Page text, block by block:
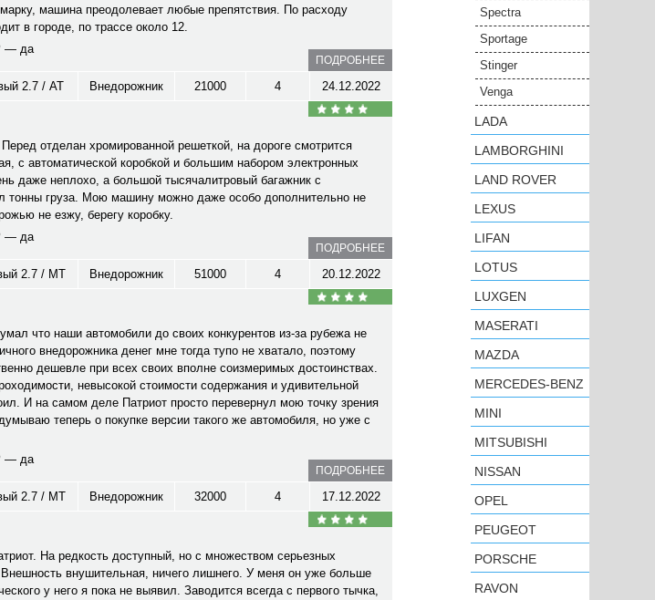
машина преодолевает любые препятствия. По расходу
в городе, по трассе около 12.
— да
ПОДРОБНЕЕ
2.7 / AT Внедорожник 21000 4 24.12.2022
отделан хромированной решеткой, на дороге смотрится
с автоматической коробкой и большим набором электронных
даже неплохо, а большой тысячалитровый багажник с
тонны груза. Мою машину можно даже особо дополнительно не
не езжу, берегу коробку.
— да
ПОДРОБНЕЕ
2.7 / MT Внедорожник 51000 4 20.12.2022
что наши автомобили до своих конкурентов из-за рубежа не
внедорожника денег мне тогда тупо не хватало, поэтому
дешевле при всех своих вполне соизмеримых достоинствах.
невысокой стоимости содержания и удивительной
И на самом деле Патриот просто перевернул мою точку зрения
теперь о покупке версии такого же автомобиля, но уже с
— да
ПОДРОБНЕЕ
2.7 / MT Внедорожник 32000 4 17.12.2022
На редкость доступный, но с множеством серьезных
внушительная, ничего лишнего. У меня он уже больше
у него я пока не выявил. Заводится всегда с первого тычка,
Spectra
Sportage
Stinger
Venga
LADA
LAMBORGHINI
LAND ROVER
LEXUS
LIFAN
LOTUS
LUXGEN
MASERATI
MAZDA
MERCEDES-BENZ
MINI
MITSUBISHI
NISSAN
OPEL
PEUGEOT
PORSCHE
RAVON